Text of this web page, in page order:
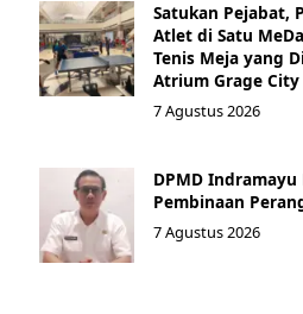
Satukan Pejabat,
Atlet di Satu
Tenis Meja yang
Atrium Grage
7 Agustus 2026
DPMD
Pembinaan
7 Agustus 2026